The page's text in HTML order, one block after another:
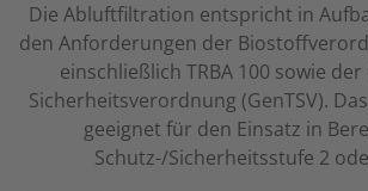
Die Abluftfiltration entspricht in
den Anforderungen der
einschließlich TRBA 100 sowie
Sicherheitsverordnung (GenTSV).
geeignet für den Einsatz in
Schutz-/Sicherheitsstufe 2